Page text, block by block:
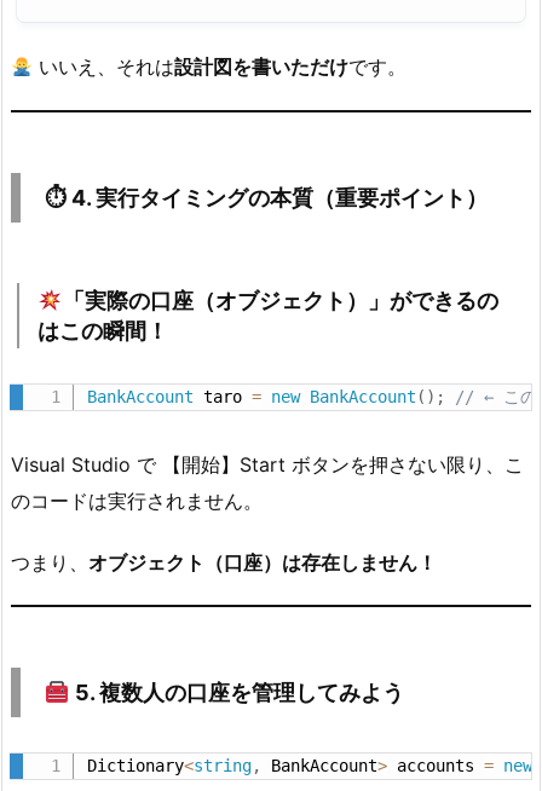
プ
ロ
ム
行
し
と
4.
よ
あ
誤
解：
⏱
いいえ、それは設計図を書いただけです。
⏱ 4. 実行タイミングの本質（重要ポイント）
「実際の口座（オブジェクト）」ができるの
はこの瞬間！
BankAccount taro = new BankAccount ( ) ; // ← この
Visual Studio で 【開始】Start ボタンを押さない限り、こ
のコードは実行されません。
つまり、 オブジェクト（口座）は存在しません！
5. 複数人の口座を管理してみよう
Dictionary<string, BankAccount> accounts = new